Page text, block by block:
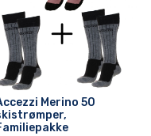
Merino 50